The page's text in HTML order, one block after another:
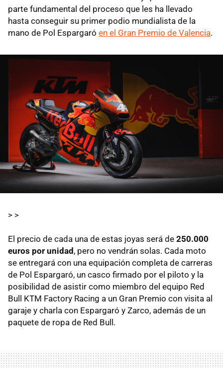
parte fundamental del proceso que les ha llevado
hasta conseguir su primer podio mundialista de la
mano de Pol Espargaró en el Gran Premio de Valencia.
> >
El precio de cada una de estas joyas será de 250.000
euros por unidad , pero no vendrán solas. Cada moto
se entregará con una equipación completa de carreras
de Pol Espargaró, un casco firmado por el piloto y la
posibilidad de asistir como miembro del equipo Red
Bull KTM Factory Racing a un Gran Premio con visita al
garaje y charla con Espargaró y Zarco, además de un
paquete de ropa de Red Bull.